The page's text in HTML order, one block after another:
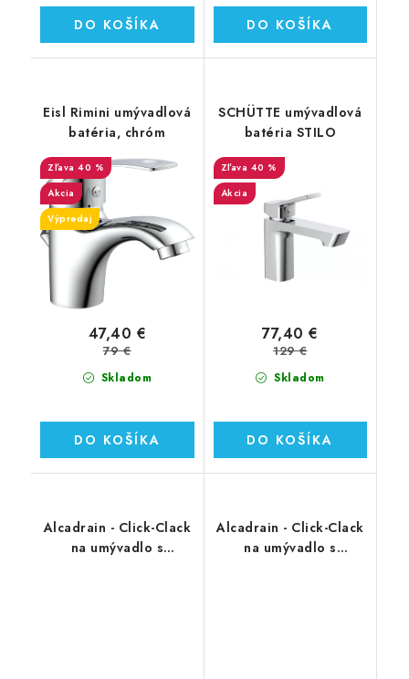
DO KOŠÍKA DO KOŠÍKA
Eisl Rimini umývadlová
batéria, chróm
40 %
Akcia
Výpredaj
Skladom
47,40 €
79 €
DO KOŠÍKA
SCHÜTTE umývadlová
batéria STILO
40 %
Akcia
Skladom
77,40 €
129 €
DO KOŠÍKA
Alcadrain - Click-Clack
na umývadlo s
Alcadrain - Click-Clack
na umývadlo s